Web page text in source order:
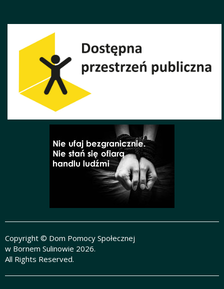
Copyright © Dom Pomocy Społecznej
w Bornem Sulinowie 2026.
All Rights Reserved.